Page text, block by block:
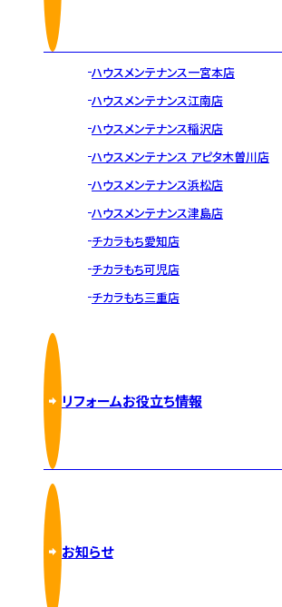
ハウスメンテナンス一宮本店
ハウスメンテナンス江南店
ハウスメンテナンス稲沢店
ハウスメンテナンス アピタ木曽川店
ハウスメンテナンス浜松店
ハウスメンテナンス津島店
チカラもち愛知店
チカラもち可児店
チカラもち三重店
リフォームお役立ち情報
お知らせ